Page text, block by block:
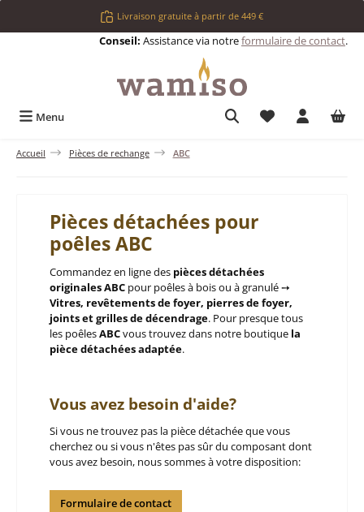
Passer au contenu principalLivraison gratuite à partir de 449 €
Conseil: Assistance via notreformulaire de contact.
Menu Vous avez 0
Accueil Pièces de rechange ABC
Pièces détachées pour
poêles ABC
Commandez en ligne des pièces détachées
originales ABC pour poêles à bois ou à granulé ➙
Vitres, revêtements de foyer, pierres de foyer,
joints et grilles de décendrage. Pour presque tous
les poêlesABCvous trouvez dans notre boutique la
pièce détachées adaptée.
Vous avez besoin d'aide?
Si vous ne trouvez pas la pièce détachée que vous
cherchez ou si vous n'êtes pas sûr du composant dont
vous avez besoin, nous sommes à votre disposition:
Formulaire de contact